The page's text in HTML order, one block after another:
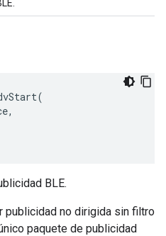
(
,
BLE.
publicidad no dirigida sin filtro
paquete de publicidad